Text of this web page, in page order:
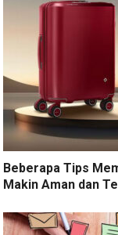
Beberapa Tips
Makin Aman dan